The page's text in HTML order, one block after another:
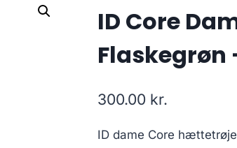
ID Core
Flaskegrøn
300.00 kr.
ID dame Core